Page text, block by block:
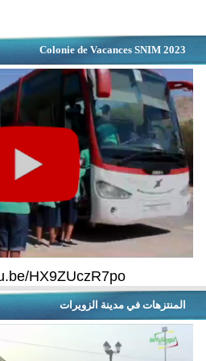
Colonie de Vacances SNIM 2023
HX9ZUczR7po
المنتزهات في مدينة الزويرات